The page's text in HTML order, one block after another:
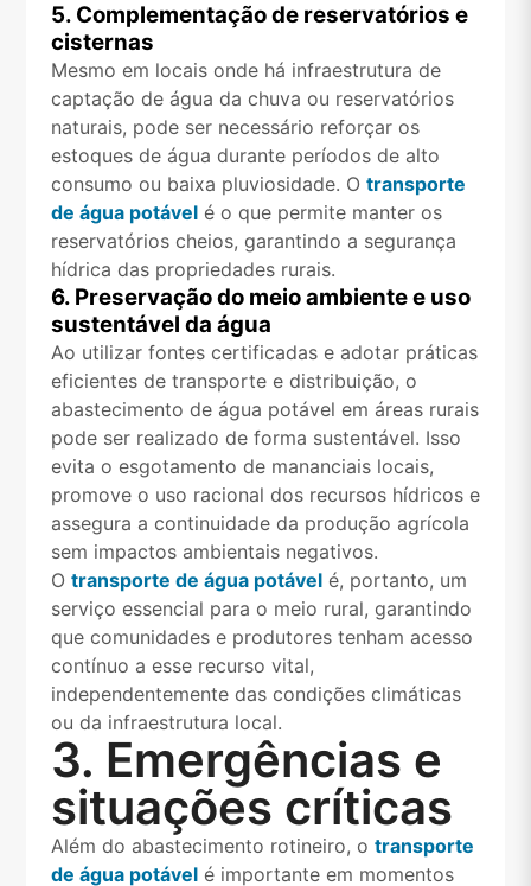
5. Complementação de reservatórios e
cisternas
Mesmo em locais onde há infraestrutura de
captação de água da chuva ou reservatórios
naturais, pode ser necessário reforçar os
estoques de água durante períodos de alto
consumo ou baixa pluviosidade. O transporte
de água potávelé o que permite manter os
reservatórios cheios, garantindo a segurança
hídrica das propriedades rurais.
6. Preservação do meio ambiente e uso
sustentável da água
Ao utilizar fontes certificadas e adotar práticas
eficientes de transporte e distribuição, o
abastecimento de água potável em áreas rurais
pode ser realizado de forma sustentável. Isso
evita o esgotamento de mananciais locais,
promove o uso racional dos recursos hídricos e
assegura a continuidade da produção agrícola
sem impactos ambientais negativos.
O transporte de água potávelé, portanto, um
serviço essencial para o meio rural, garantindo
que comunidades e produtores tenham acesso
contínuo a esse recurso vital,
independentemente das condições climáticas
ou da infraestrutura local.
3. Emergências e
situações críticas
Além do abastecimento rotineiro, o transporte
de água potávelé importante em momentos